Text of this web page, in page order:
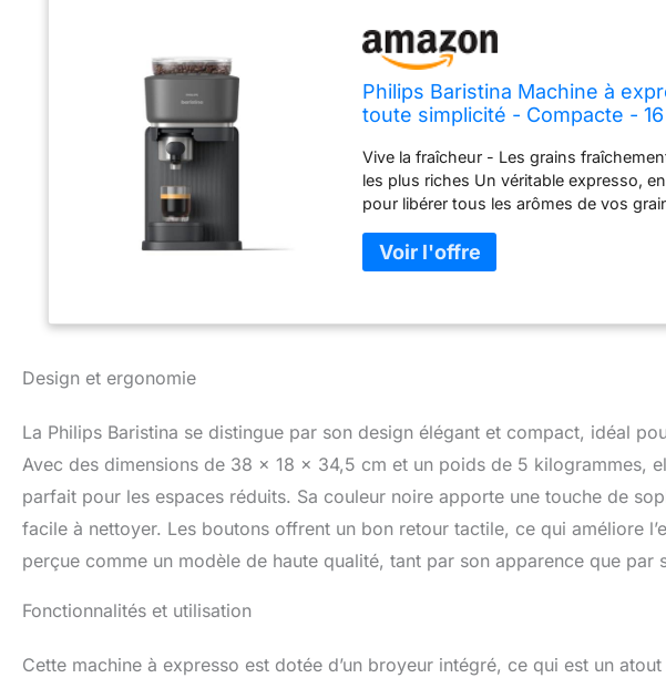
Philips Baristina Machine à
toute simplicité - Compacte -
Vive la fraîcheur - Les grains
les plus riches Un véritable expresso,
pour libérer tous les arômes de vos
l'essuyer avec un chiffon - Pas de
votre goût - Expresso, lungo, extra
Design et ergonomie
La Philips Baristina se distingue par son design élégant et compact, idéal
Avec des dimensions de 38 x 18 x 34,5 cm et un poids de 5 kilogrammes,
parfait pour les espaces réduits. Sa couleur noire apporte une touche de
facile à nettoyer. Les boutons offrent un bon retour tactile, ce qui améliore
perçue comme un modèle de haute qualité, tant par son apparence que par
Fonctionnalités et utilisation
Cette machine à expresso est dotée d’un broyeur intégré, ce qui est un